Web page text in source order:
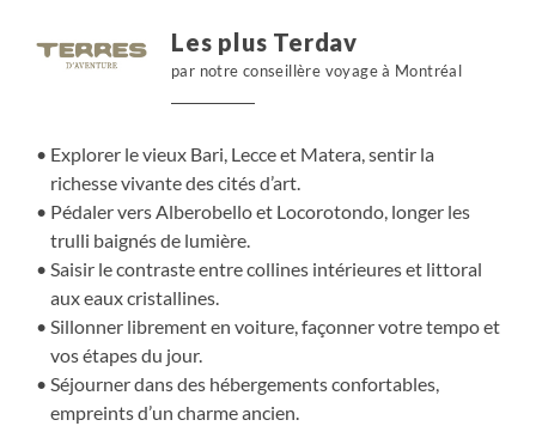
Les plus Terdav
par notre conseillère voyage à Montréal
Explorer le vieux Bari, Lecce et Matera, sentir la
richesse vivante des cités d’art.
Pédaler vers Alberobello et Locorotondo, longer les
trulli baignés de lumière.
Saisir le contraste entre collines intérieures et littoral
aux eaux cristallines.
Sillonner librement en voiture, façonner votre tempo et
vos étapes du jour.
Séjourner dans des hébergements confortables,
empreints d’un charme ancien.